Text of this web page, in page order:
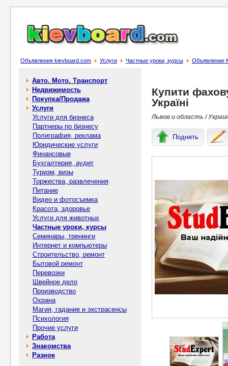
Объявления kievboard.com Услуги Частные уроки, курсы Объявление
Авто. Мото. Транспорт
Недвижимость
Покупка/Продажа
Услуги
Услуги для бизнеса
Партнеры по бизнесу
Полиграфия, реклама
Юридические услуги
Финансовые
Бухгалтерия, аудит
Туризм, визы
Торжества, развлечения
Питание
Видео и фотосъемка
Красота, здоровье
Услуги для животных
Частные уроки, курсы
Семинары, тренинги
Интернет и компьютеры
Строительство, ремонт
Бытовой ремонт
Перевозки
Швейное дело
Производство
Охрана
Магия, гадание и экстрасенсы
Психология
Прочие услуги
Работа
Знакомства
Разное
Купити
Україні
Львов и область /
Поднять